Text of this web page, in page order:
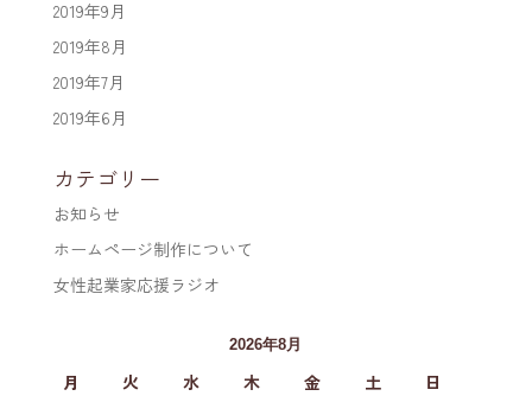
2019年9月
2019年8月
2019年7月
2019年6月
カテゴリー
お知らせ
ホームページ制作について
女性起業家応援ラジオ
2026年8月
月 火 水 木 金 土 日